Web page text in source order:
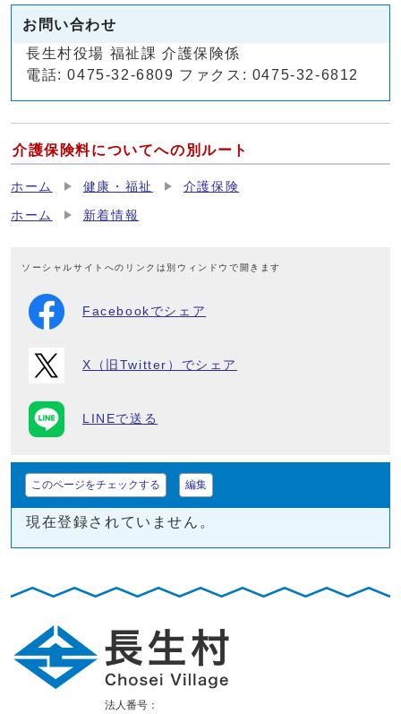
お問い合わせ
長生村役場 福祉課 介護保険係
電話: 0475-32-6809 ファクス: 0475-32-6812
介護保険料についてへの別ルート
ホーム 健康・福祉 介護保険
ホーム 新着情報
ソーシャルサイトへのリンクは別ウィンドウで開きます
Facebookでシェア
X（旧Twitter）でシェア
LINEで送る
このページをチェックする 編集
現在登録されていません。
法人番号：